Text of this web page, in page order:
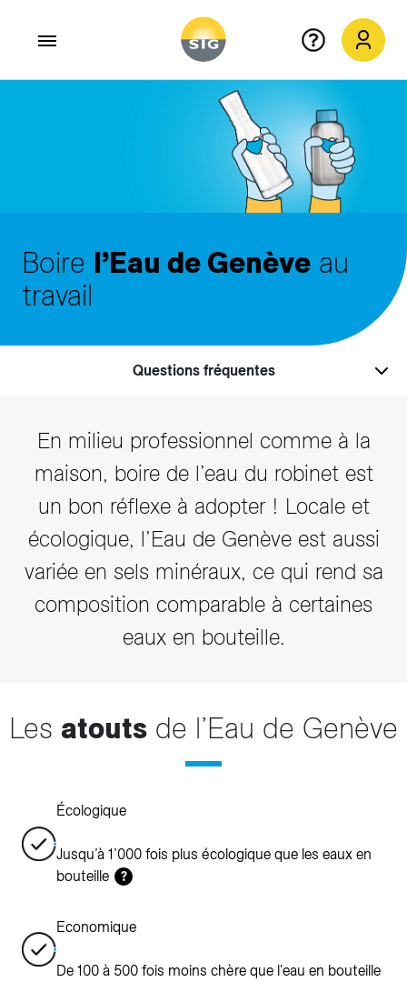
Boire l’Eau de Genève au
travail
Questions fréquentes
En milieu professionnel comme à la
maison, boire de l’eau du robinet est
un bon réflexe à adopter ! Locale et
écologique, l’Eau de Genève est aussi
variée en sels minéraux, ce qui rend sa
composition comparable à certaines
eaux en bouteille.
Les atouts de l’Eau de Genève
Écologique
Jusqu’à 1’000 fois plus écologique que les eaux en
bouteille
?
Economique
De 100 à 500 fois moins chère que l'eau en bouteille